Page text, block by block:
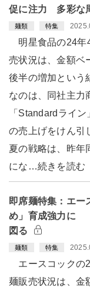
促に注力 多彩な
麺類 特集
明星食品の24年
売状況は、金額ベ
後半の増加という
なのは、同社主力
「Standardライ
の売上げをけん引
夏の戦略は、昨年
にな…続きを読む
即席麺特集：エ
め」育成強力に
図る
麺類 特集
エースコックの
麺販売状況は、金